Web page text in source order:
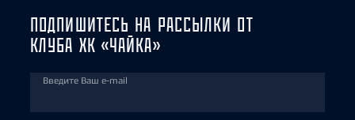
ПОДПИШИТЕСЬ НА РАССЫЛКИ ОТ
КЛУБА ХК «ЧАЙКА»
Введите Ваш e-mail